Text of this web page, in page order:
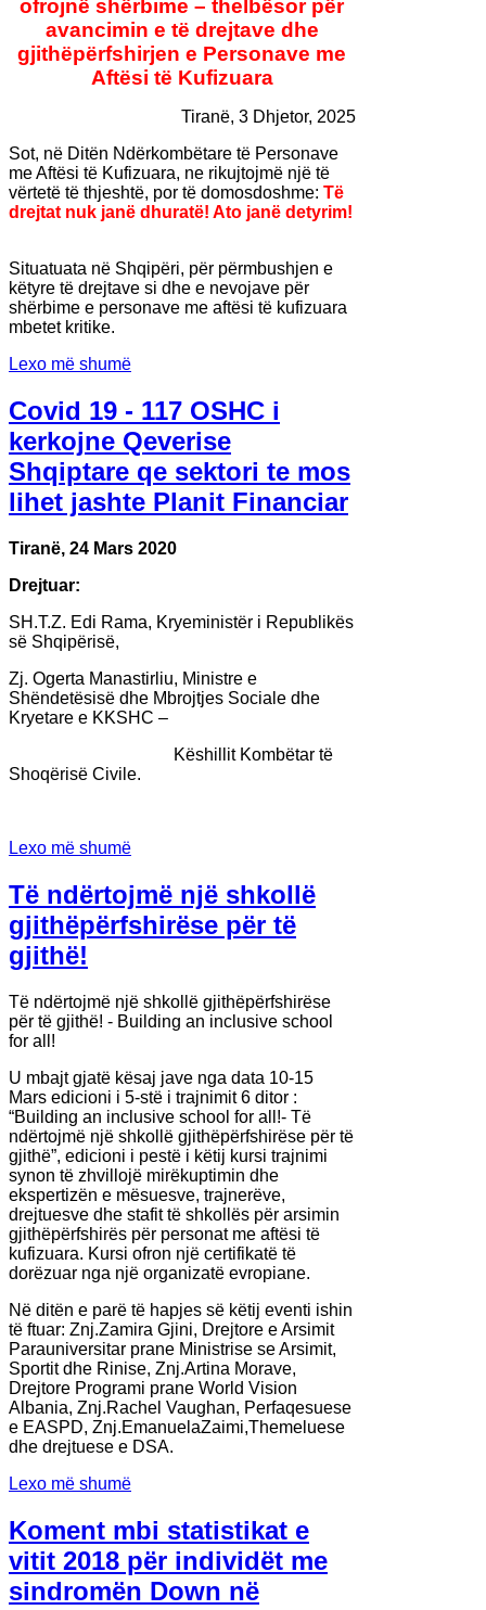
ofrojnë shërbime – thelbësor për
avancimin e të drejtave dhe
gjithëpërfshirjen e Personave me
Aftësi të Kufizuara
Tiranë, 3 Dhjetor, 2025
Sot, në Ditën Ndërkombëtare të Personave
me Aftësi të Kufizuara, ne rikujtojmë një të
vërtetë të thjeshtë, por të domosdoshme: Të
drejtat nuk janë dhuratë! Ato janë detyrim!
Situatuata në Shqipëri, për përmbushjen e
këtyre të drejtave si dhe e nevojave për
shërbime e personave me aftësi të kufizuara
mbetet kritike.
Lexo më shumë
Covid 19 - 117 OSHC i
kerkojne Qeverise
Shqiptare qe sektori te mos
lihet jashte Planit Financiar
Tiranë, 24 Mars 2020
Drejtuar:
SH.T.Z. Edi Rama, Kryeministër i Republikës
së Shqipërisë,
Zj. Ogerta Manastirliu, Ministre e
Shëndetësisë dhe Mbrojtjes Sociale dhe
Kryetare e KKSHC –
Këshillit Kombëtar të
Shoqërisë Civile.
Lexo më shumë
Të ndërtojmë një shkollë
gjithëpërfshirëse për të
gjithë!
Të ndërtojmë një shkollë gjithëpërfshirëse
për të gjithë! - Building an inclusive school
for all!
U mbajt gjatë kësaj jave nga data 10-15
Mars edicioni i 5-stë i trajnimit 6 ditor :
“Building an inclusive school for all!- Të
ndërtojmë një shkollë gjithëpërfshirëse për të
gjithë”, edicioni i pestë i këtij kursi trajnimi
synon të zhvillojë mirëkuptimin dhe
ekspertizën e mësuesve, trajnerëve,
drejtuesve dhe stafit të shkollës për arsimin
gjithëpërfshirës për personat me aftësi të
kufizuara. Kursi ofron një certifikatë të
dorëzuar nga një organizatë evropiane.
Në ditën e parë të hapjes së këtij eventi ishin
të ftuar: Znj.Zamira Gjini, Drejtore e Arsimit
Parauniversitar prane Ministrise se Arsimit,
Sportit dhe Rinise, Znj.Artina Morave,
Drejtore Programi prane World Vision
Albania, Znj.Rachel Vaughan, Perfaqesuese
e EASPD, Znj.EmanuelaZaimi,Themeluese
dhe drejtuese e DSA.
Lexo më shumë
Koment mbi statistikat e
vitit 2018 për individët me
sindromën Down në